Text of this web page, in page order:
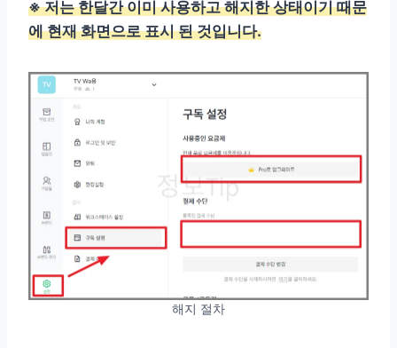
※ 저는 한달간 이미 사용하고 해지한 상태이기 때문
에 현재 화면으로 표시 된 것입니다.
해지 절차